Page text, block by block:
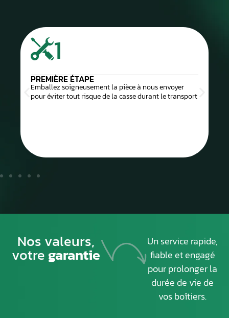
1
PREMIÈRE ÉTAPE
Emballez soigneusement la pièce à nous envoyer
pour éviter tout risque de la casse durant le transport
Nos valeurs,
votregarantie
Un service rapide,
fiable et engagé
pour prolonger la
durée de vie de
vos boîtiers.